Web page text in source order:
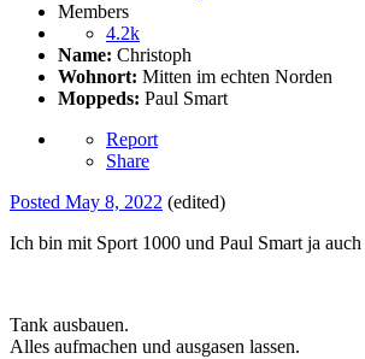
Members
4.2k
Name: Christoph
Wohnort: Mitten im echten Norden
Moppeds: Paul Smart
Report
Share
Posted May 8, 2022 (edited)
Ich bin mit Sport 1000 und Paul Smart ja
Tank ausbauen.
Alles aufmachen und ausgasen lassen.